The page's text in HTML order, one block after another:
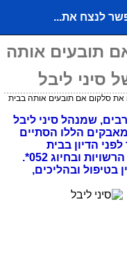
תובעים אותה
סיני ליבל
סלקום אם תובעים אותה בבית
שמנהל סיני ליבל
הללו הסתיים
הדיון בבית
המשפט, בתחום החיוג ל-106 למוקדי הרשויות ובחיוג 052*.
בטיפול ובהליכים,